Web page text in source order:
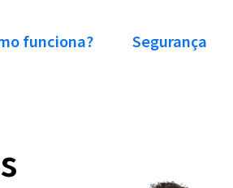
funciona? Segurança